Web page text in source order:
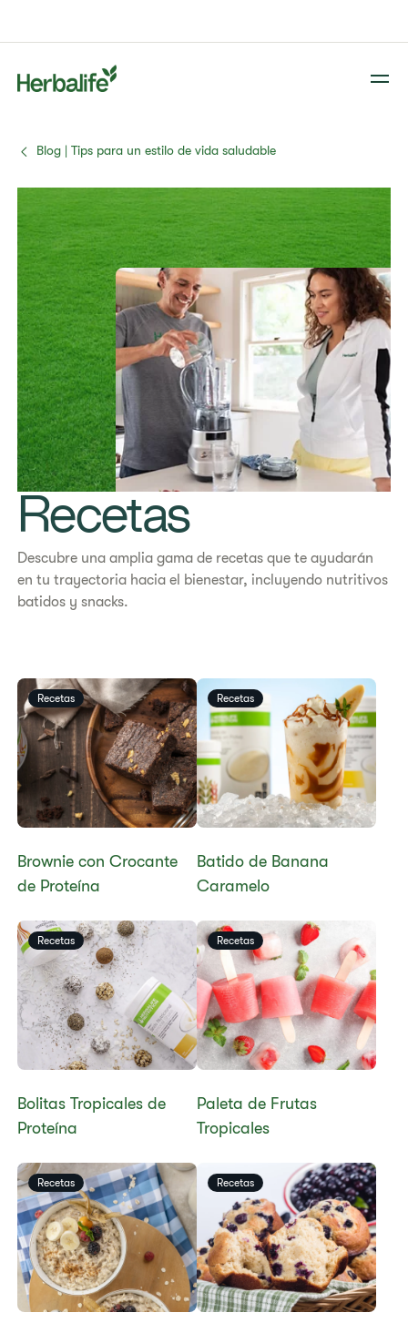
Blog | Tips para un estilo de vida saludable
Recetas
Descubre una amplia gama de recetas que te ayudarán
en tu trayectoria hacia el bienestar, incluyendo nutritivos
batidos y snacks.
Recetas
​​Brownie con Crocante
de Proteína​
Recetas
Batido de Banana
Caramelo
Recetas
​​Bolitas Tropicales de
Proteína​
Recetas
​​Paleta de Frutas
Tropicales​
Recetas Recetas